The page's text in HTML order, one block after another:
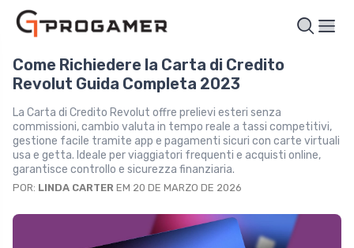
Come Richiedere la Carta di Credito
Revolut Guida Completa 2023
La Carta di Credito Revolut offre prelievi esteri senza
commissioni, cambio valuta in tempo reale a tassi competitivi,
gestione facile tramite app e pagamenti sicuri con carte virtuali
usa e getta. Ideale per viaggiatori frequenti e acquisti online,
garantisce controllo e sicurezza finanziaria.
POR: LINDA CARTER EM 20 DE MARZO DE 2026